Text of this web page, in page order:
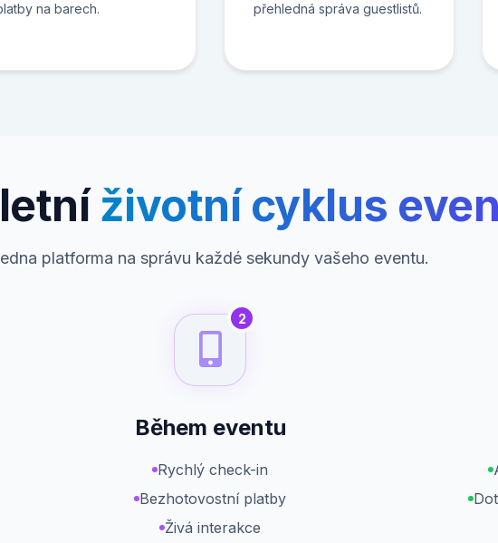
na barech.
přehledná správa guestlistů.
životní cyklus
platforma na správu každé sekundy vašeho eventu.
2
Během eventu
Rychlý check-in
Bezhotovostní platby
Živá interakce